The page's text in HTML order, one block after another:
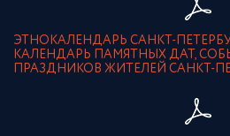
ЭТНОКАЛЕНДАРЬ САНКТ-
КАЛЕНДАРЬ ПАМЯТНЫХ ДАТ,
ПРАЗДНИКОВ ЖИТЕЛЕЙ САНКТ-